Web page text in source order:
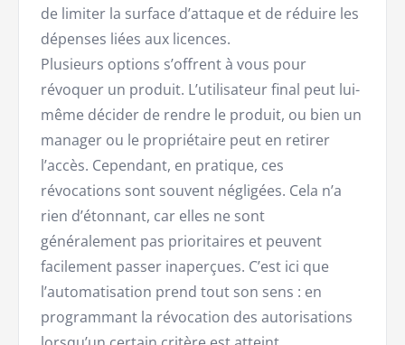
de limiter la surface d’attaque et de réduire les
dépenses liées aux licences.
Plusieurs options s’offrent à vous pour
révoquer un produit. L’utilisateur final peut lui-
même décider de rendre le produit, ou bien un
manager ou le propriétaire peut en retirer
l’accès. Cependant, en pratique, ces
révocations sont souvent négligées. Cela n’a
rien d’étonnant, car elles ne sont
généralement pas prioritaires et peuvent
facilement passer inaperçues. C’est ici que
l’automatisation prend tout son sens : en
programmant la révocation des autorisations